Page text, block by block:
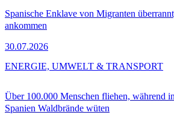
Spanische Enklave von Migranten
ankommen
30.07.2026
Über 100.000 Menschen fliehen, während
Spanien Waldbrände wüten
ENERGIE, UMWELT & TRANSPORT